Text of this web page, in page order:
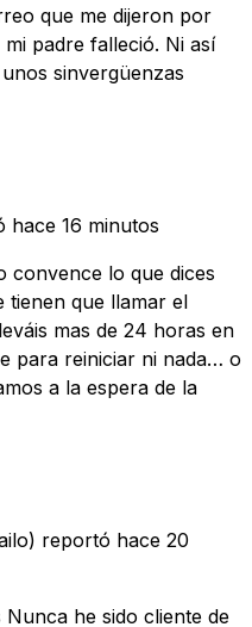
que me dijeron por
padre falleció. Ni así
sinvergüenzas
hace 16 minutos
convence lo que dices
tienen que llamar el
mas de 24 horas en
para reiniciar ni nada… o
a la espera de la
reportó hace 20
Nunca he sido cliente de